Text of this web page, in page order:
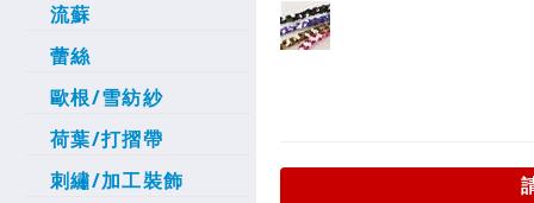
流蘇
蕾絲
歐根/雪紡紗
荷葉/打摺帶
刺繡/加工裝飾